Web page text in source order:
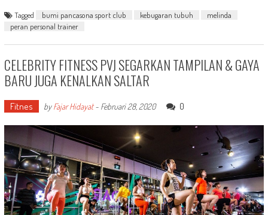
Tagged bumi pancasona sport club kebugaran tubuh
melinda
peran personal trainer
CELEBRITY FITNESS PVJ SEGARKAN TAMPILAN & GAYA
BARU JUGA KENALKAN SALTAR
Fitnes byFajar Hidayat- Februari 28, 2020 0